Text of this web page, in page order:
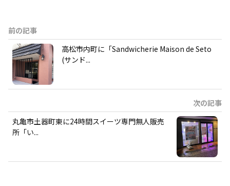
前の記事
高松市内町に「Sandwicherie Maison de Seto
(サンド...
次の記事
丸亀市土器町東に24時間スイーツ専門無人販売
所「い...